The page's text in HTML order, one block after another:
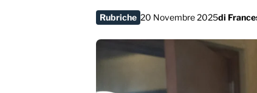
Rubriche 20 Novembre 2025di